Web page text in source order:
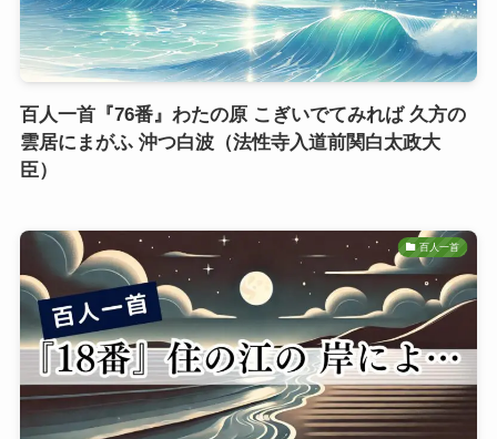
百人一首『76番』わたの原 こぎいでてみれば 久方の
雲居にまがふ 沖つ白波（法性寺入道前関白太政大
臣）
百人一首